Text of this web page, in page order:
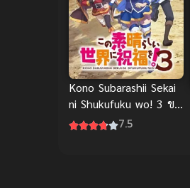
Kono Subarashii Sekai
ni Shukufuku wo! 3 ขอ
ให้โชคดีมีชัยในโลก
7.5